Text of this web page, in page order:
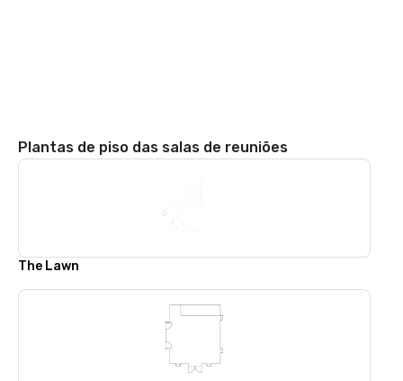
Plantas de piso das salas de reuniões
The Lawn